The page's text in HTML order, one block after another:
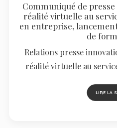
Communiqué de presse
réalité virtuelle au
en entreprise,
de
Relations presse
réalité virtuelle au
LIRE LA